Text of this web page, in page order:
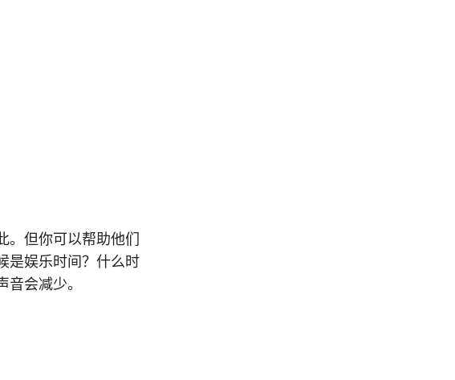
。但你可以帮助他们
是娱乐时间？什么时
会减少。